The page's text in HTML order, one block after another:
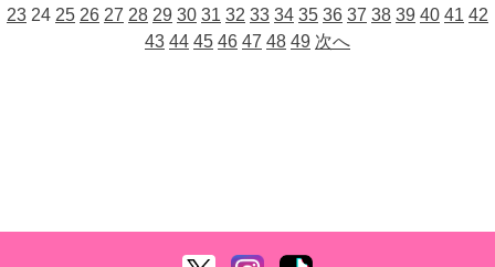
23 24 25 26 27 28 29 30 31 32 33 34 35 36 37 38 39 40 41 42
43 44 45 46 47 48 49 次へ